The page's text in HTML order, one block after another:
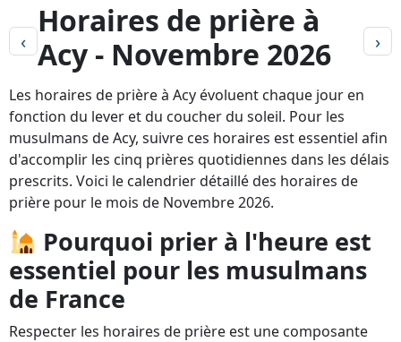
‹
Horaires de prière à
Acy - Novembre 2026
›
Les horaires de prière à Acy évoluent chaque jour en
fonction du lever et du coucher du soleil. Pour les
musulmans de Acy, suivre ces horaires est essentiel afin
d'accomplir les cinq prières quotidiennes dans les délais
prescrits. Voici le calendrier détaillé des horaires de
prière pour le mois de Novembre 2026.
Pourquoi prier à l'heure est
essentiel pour les musulmans
de France
Respecter les horaires de prière est une composante